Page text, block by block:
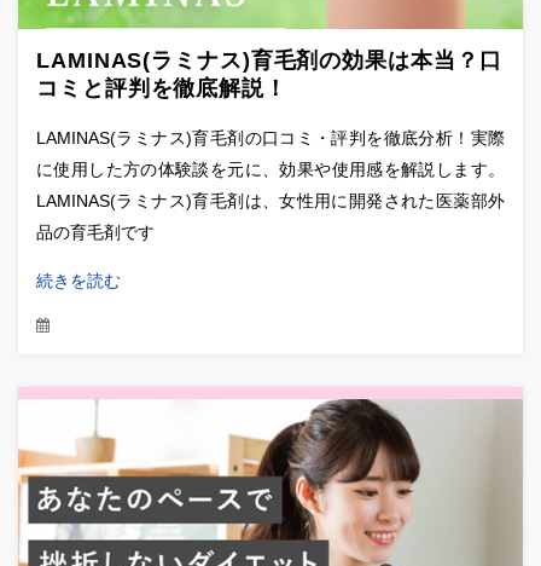
LAMINAS(ラミナス)育毛剤の効果は本当？口
コミと評判を徹底解説！
LAMINAS(ラミナス)育毛剤の口コミ・評判を徹底分析！実際
に使用した方の体験談を元に、効果や使用感を解説します。
LAMINAS(ラミナス)育毛剤は、女性用に開発された医薬部外
品の育毛剤です
続きを読む